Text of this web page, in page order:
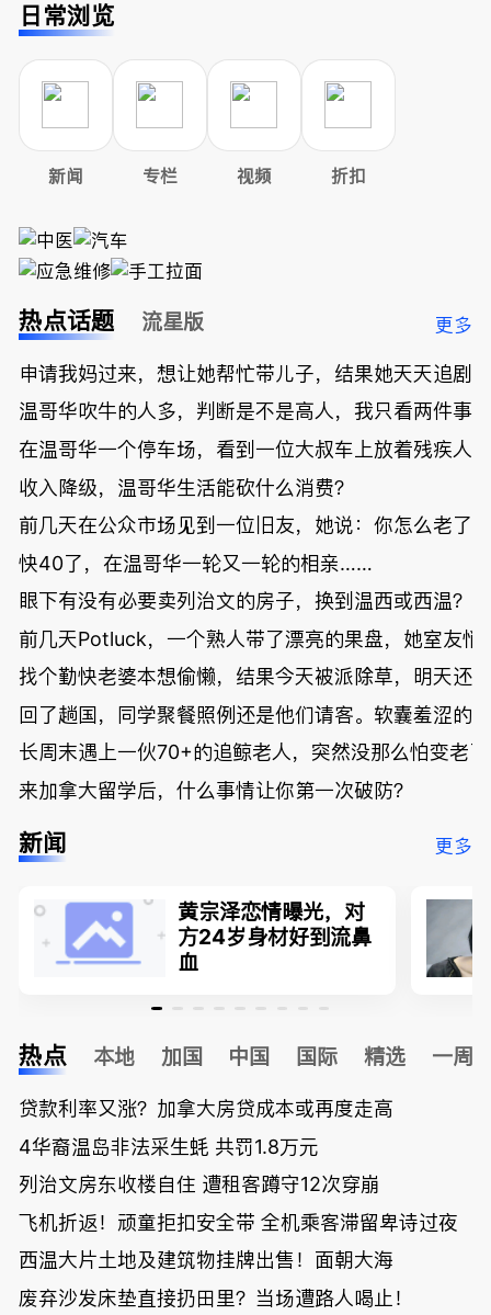
日常浏览
新闻 专栏 视频 折扣
热点话题 流星版 更多
申请我妈过来，想让她帮忙带儿子，结果她天天追剧
温哥华吹牛的人多，判断是不是高人，我只看两件事
在温哥华一个停车场，看到一位大叔车上放着残疾人
收入降级，温哥华生活能砍什么消费？
前几天在公众市场见到一位旧友，她说：你怎么老了
快40了，在温哥华一轮又一轮的相亲……
眼下有没有必要卖列治文的房子，换到温西或西温？
前几天Potluck，一个熟人带了漂亮的果盘，她室友悄
找个勤快老婆本想偷懒，结果今天被派除草，明天还
回了趟国，同学聚餐照例还是他们请客。软囊羞涩的
长周末遇上一伙70+的追鲸老人，突然没那么怕变老了
来加拿大留学后，什么事情让你第一次破防？
新闻 更多
黄宗泽恋情曝光，对
方24岁身材好到流鼻
血
热点 本地 加国 中国 国际 精选 一周
贷款利率又涨？加拿大房贷成本或再度走高
4华裔温岛非法采生蚝 共罚1.8万元
列治文房东收楼自住 遭租客蹲守12次穿崩
飞机折返！顽童拒扣安全带 全机乘客滞留卑诗过夜
西温大片土地及建筑物挂牌出售！面朝大海
废弃沙发床垫直接扔田里？当场遭路人喝止！